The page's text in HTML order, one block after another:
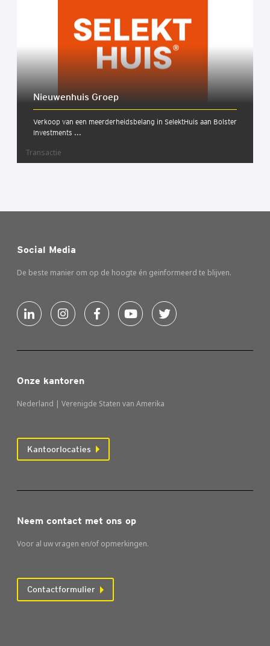
Nieu­wen­huis Groep
Verkoop van een meerderheidsbelang in SelektHuis aan Bolster
Investments ...
Transactie
Onze kantoren
Nederland | Verenigde Staten van Amerika
Kantoorlocaties
Social Media
De beste manier om op de hoogte én geinformeerd te blijven.
Neem contact met ons op
Voor al uw vragen en/of opmerkingen.
Contactformulier